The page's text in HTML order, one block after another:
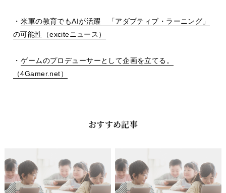
・米軍の教育でもAIが活躍 「アダプティブ・ラーニング」
の可能性（exciteニュース）
・ゲームのプロデューサーとして企画を立てる。
（4Gamer.net）
おすすめ記事